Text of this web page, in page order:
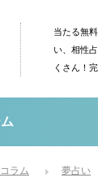
当たる無
い、相性
くさん！
ラム 夢占い